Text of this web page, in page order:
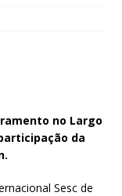
no Largo
da
Sesc de